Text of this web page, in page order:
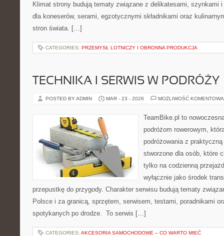
Klimat strony budują tematy związane z delikatesami, szynkami
dla koneserów, serami, egzotycznymi składnikami oraz
stron świata. […]
CATEGORIES: PRZEMYSŁ LOTNICZY I OBRONNA PRODUKCJA
TECHNIKA I SERWIS W PODRÓŻY
POSTED BY ADMIN MAR - 23 - 2026 MOŻLIWOŚĆ
TeamBike.pl to
podróżom rowerowym,
podróżowania z
stworzone dla osób, które
tylko na codzienną
wyłącznie jako środek
przepustkę do przygody. Charakter serwisu budują tematy
Polsce i za granicą, sprzętem, serwisem, testami, poradnikami
spotykanych po drodze. To serwis […]
CATEGORIES: AKCESORIA SAMOCHODOWE – CO WARTO MIEĆ